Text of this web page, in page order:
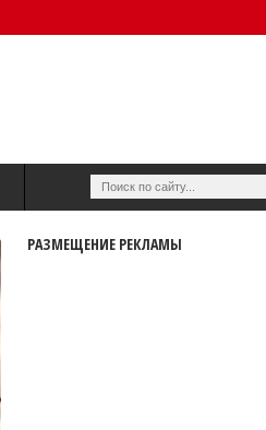
РАЗМЕЩЕНИЕ РЕКЛАМЫ